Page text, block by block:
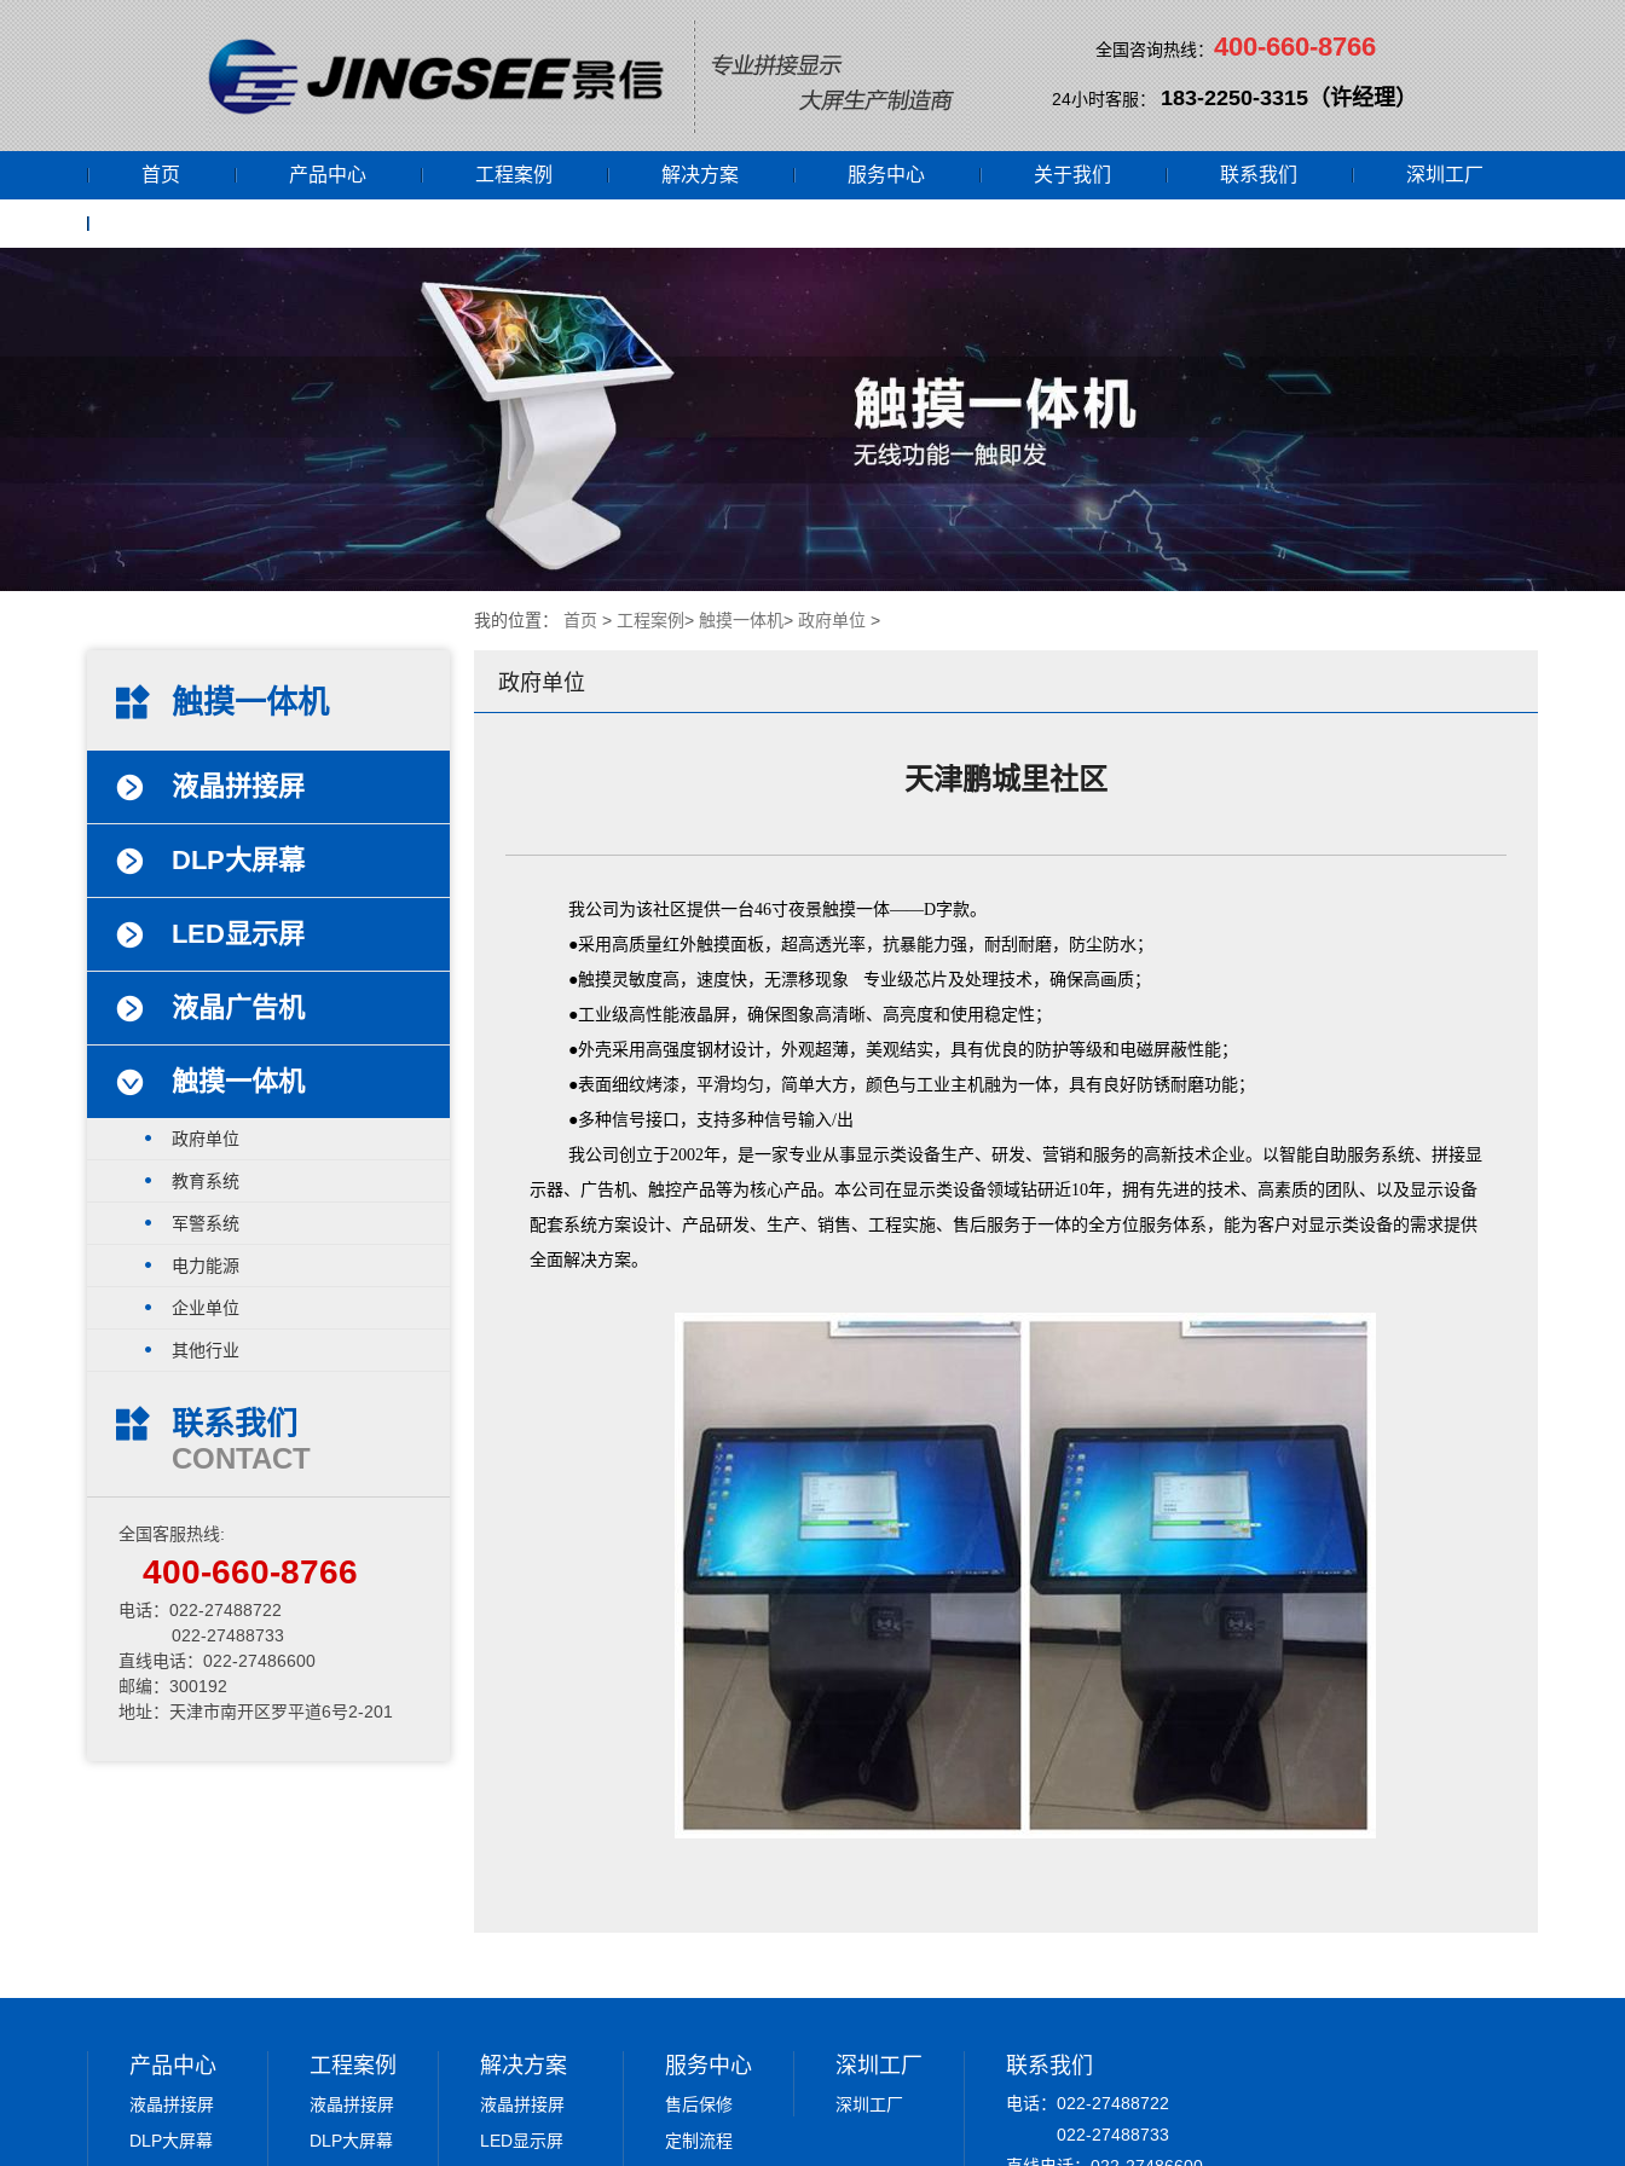
全国咨询热线： 400-660-8766
24小时客服： 183-2250-3315（许经理）
首页 产品中心 工程案例 解决方案 服务中心 关于我们 联系我们 深圳工厂
我的位置： 首页 > 工程案例> 触摸一体机> 政府单位 >
触摸一体机
液晶拼接屏
DLP大屏幕
LED显示屏
液晶广告机
触摸一体机
政府单位
教育系统
军警系统
电力能源
企业单位
其他行业
联系我们
CONTACT
全国客服热线:
400-660-8766
电话：022-27488722
022-27488733
直线电话：022-27486600
邮编：300192
地址：天津市南开区罗平道6号2-201
政府单位
天津鹏城里社区
我公司为该社区提供一台46寸夜景触摸一体——D字款。
●采用高质量红外触摸面板，超高透光率，抗暴能力强，耐刮耐磨，防尘防水；
●触摸灵敏度高，速度快，无漂移现象 专业级芯片及处理技术，确保高画质；
●工业级高性能液晶屏，确保图象高清晰、高亮度和使用稳定性；
●外壳采用高强度钢材设计，外观超薄，美观结实，具有优良的防护等级和电磁屏蔽性能；
●表面细纹烤漆，平滑均匀，简单大方，颜色与工业主机融为一体，具有良好防锈耐磨功能；
●多种信号接口，支持多种信号输入/出
我公司创立于2002年，是一家专业从事显示类设备生产、研发、营销和服务的高新技术企业。以智能自助服务系统、拼接显
示器、广告机、触控产品等为核心产品。本公司在显示类设备领域钻研近10年，拥有先进的技术、高素质的团队、以及显示设备
配套系统方案设计、产品研发、生产、销售、工程实施、售后服务于一体的全方位服务体系，能为客户对显示类设备的需求提供
全面解决方案。
产品中心
液晶拼接屏
DLP大屏幕
工程案例
液晶拼接屏
DLP大屏幕
解决方案
液晶拼接屏
LED显示屏
服务中心
售后保修
定制流程
深圳工厂
深圳工厂
联系我们
电话：022-27488722
022-27488733